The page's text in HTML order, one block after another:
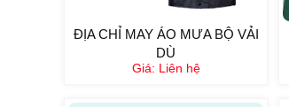
ĐỊA CHỈ MAY ÁO MƯA BỘ VẢI
DÙ
Giá: Liên hệ